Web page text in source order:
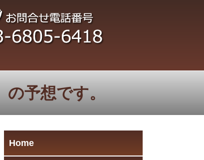
予想です。
Home